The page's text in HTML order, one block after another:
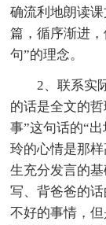
确流利地朗读
篇，循序渐进
句”的理念。
2、联系实
的话是全文的
事”这句话的“
玲的心情是那
生充分发言的
写、背爸爸的
不好的事情，